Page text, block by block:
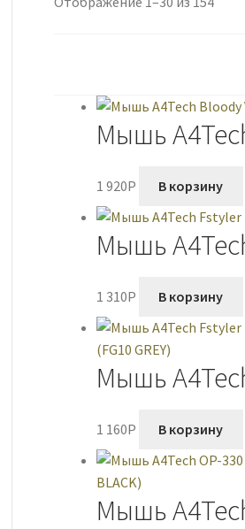
Мышь
1 920P В корзину
Мышь
1 310P В корзину
Мышь
1 160P В корзину
Мышь